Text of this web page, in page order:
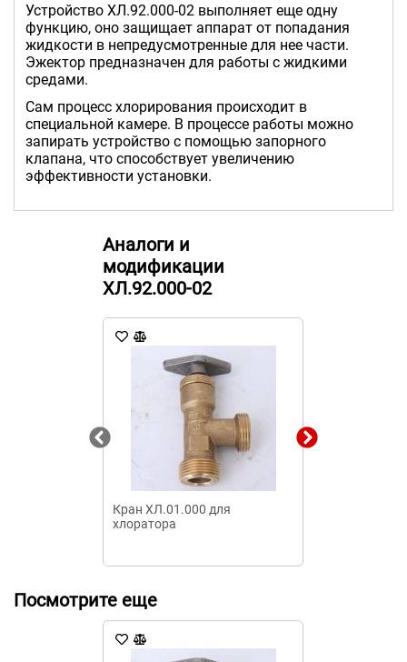
Устройство ХЛ.92.000-02 выполняет еще одну
функцию, оно защищает аппарат от попадания
жидкости в непредусмотренные для нее части.
Эжектор предназначен для работы с жидкими
средами.
Сам процесс хлорирования происходит в
специальной камере. В процессе работы можно
запирать устройство с помощью запорного
клапана, что способствует увеличению
эффективности установки.
Аналоги и
модификации
ХЛ.92.000-02
Кран ХЛ.01.000 для
хлоратора
Посмотрите еще